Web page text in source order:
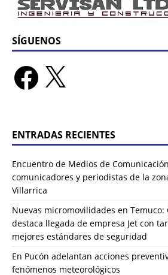
SÍGUENOS
ENTRADAS RECIENTES
Encuentro de Medios de
comunicadores y periodistas de la
Villarrica
Nuevas micromovilidades en Temuco:
destaca llegada de empresa Jet con
mejores estándares de seguridad
En Pucón adelantan acciones
fenómenos meteorológicos